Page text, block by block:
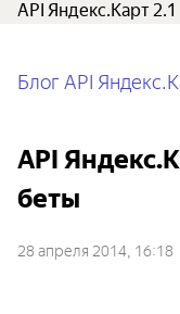
Блог API
API
беты
28 апреля 2014, 16:18